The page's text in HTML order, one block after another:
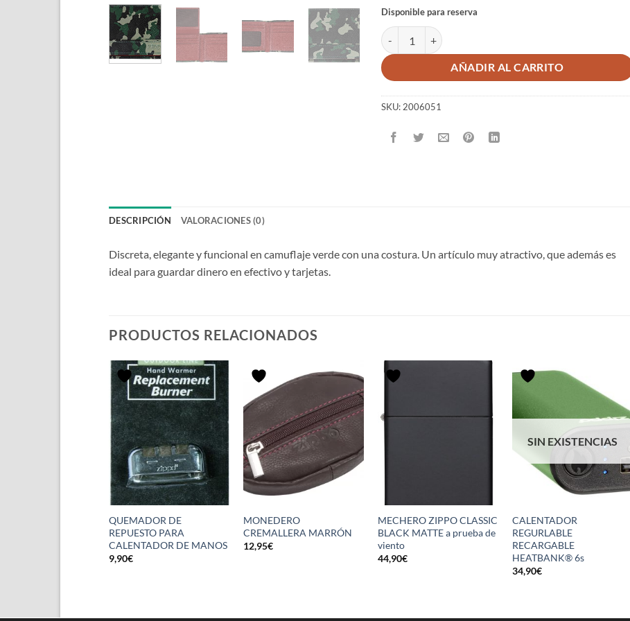
Disponible para reserva
CARTERA CUERO CAMUFLAJE VERDE TRI-FOLD cantidad
AÑADIR AL CARRITO
SKU: 2006051
DESCRIPCIÓN VALORACIONES (0)
Discreta, elegante y funcional en camuflaje verde con una costura. Un artículo muy atractivo, que además es
ideal para guardar dinero en efectivo y tarjetas.
PRODUCTOS RELACIONADOS
QUEMADOR DE
REPUESTO PARA
CALENTADOR DE MANOS
9,90€
MONEDERO
CREMALLERA MARRÓN
12,95€
MECHERO ZIPPO CLASSIC
BLACK MATTE a prueba de
viento
44,90€
SIN EXISTENCIAS
CALENTADOR
REGURLABLE
RECARGABLE
HEATBANK® 6s
34,90€